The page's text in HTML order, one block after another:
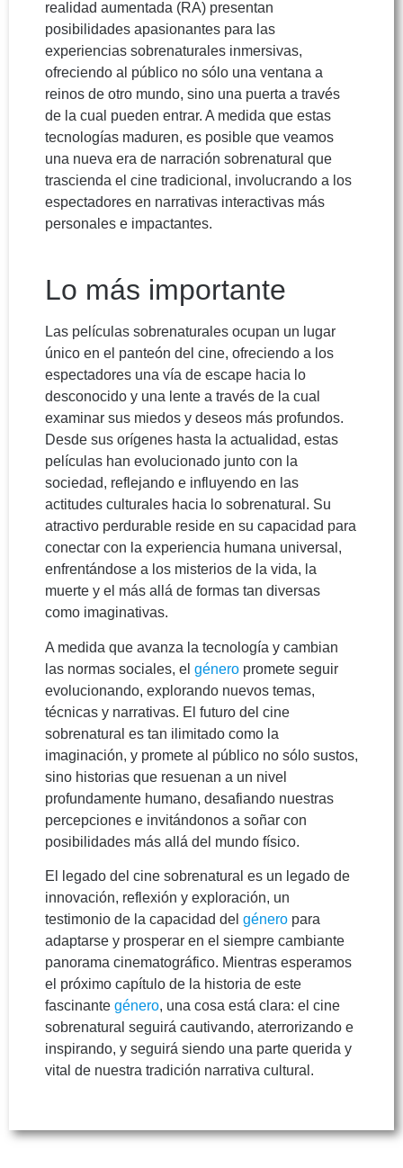
realidad aumentada (RA) presentan
posibilidades apasionantes para las
experiencias sobrenaturales inmersivas,
ofreciendo al público no sólo una ventana a
reinos de otro mundo, sino una puerta a través
de la cual pueden entrar. A medida que estas
tecnologías maduren, es posible que veamos
una nueva era de narración sobrenatural que
trascienda el cine tradicional, involucrando a los
espectadores en narrativas interactivas más
personales e impactantes.
Lo más importante
Las películas sobrenaturales ocupan un lugar
único en el panteón del cine, ofreciendo a los
espectadores una vía de escape hacia lo
desconocido y una lente a través de la cual
examinar sus miedos y deseos más profundos.
Desde sus orígenes hasta la actualidad, estas
películas han evolucionado junto con la
sociedad, reflejando e influyendo en las
actitudes culturales hacia lo sobrenatural. Su
atractivo perdurable reside en su capacidad para
conectar con la experiencia humana universal,
enfrentándose a los misterios de la vida, la
muerte y el más allá de formas tan diversas
como imaginativas.
A medida que avanza la tecnología y cambian
las normas sociales, el género promete seguir
evolucionando, explorando nuevos temas,
técnicas y narrativas. El futuro del cine
sobrenatural es tan ilimitado como la
imaginación, y promete al público no sólo sustos,
sino historias que resuenan a un nivel
profundamente humano, desafiando nuestras
percepciones e invitándonos a soñar con
posibilidades más allá del mundo físico.
El legado del cine sobrenatural es un legado de
innovación, reflexión y exploración, un
testimonio de la capacidad del género para
adaptarse y prosperar en el siempre cambiante
panorama cinematográfico. Mientras esperamos
el próximo capítulo de la historia de este
fascinante género, una cosa está clara: el cine
sobrenatural seguirá cautivando, aterrorizando e
inspirando, y seguirá siendo una parte querida y
vital de nuestra tradición narrativa cultural.